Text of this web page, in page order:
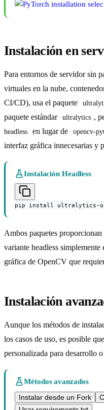
Instalación en
Para entornos de servidor sin
virtuales en la nube,
CI/CD), usa el paquete
paquete estándar ultralytics ,
headless
en lugar de opencv-
interfaz gráfica innecesarias y
Instalación Headless
pip install ultralytics-
Ambos paquetes
variante headless
gráfica de OpenCV que
Instalación
Aunque los métodos de
los casos de uso, es posible
personalizada para desarrollo
Métodos avanzados
Instalar desde un Fork